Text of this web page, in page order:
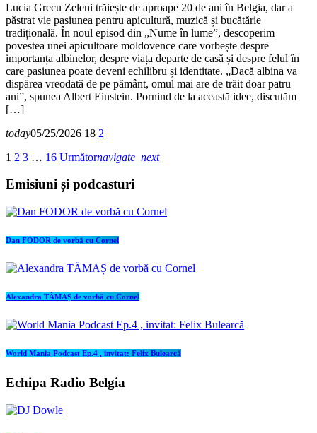
Lucia Grecu Zeleni trăiește de aproape 20 de ani în Belgia, dar a
păstrat vie pasiunea pentru apicultură, muzică și bucătărie
tradițională. În noul episod din „Nume în lume”, descoperim
povestea unei apicultoare moldovence care vorbește despre
importanța albinelor, despre viața departe de casă și despre felul în
care pasiunea poate deveni echilibru și identitate. „Dacă albina va
dispărea vreodată de pe pământ, omul mai are de trăit doar patru
ani”, spunea Albert Einstein. Pornind de la această idee, discutăm
[…]
today05/25/2026 18 2
1 2 3 … 16 Următornavigate_next
Emisiuni și podcasturi
Dan FODOR de vorbă cu Cornel
Alexandra TĂMAȘ de vorbă cu Cornel
World Mania Podcast Ep.4 , invitat: Felix Bulearcă
Echipa Radio Belgia